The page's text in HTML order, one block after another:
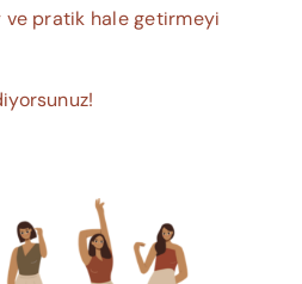
ve pratik hale getirmeyi